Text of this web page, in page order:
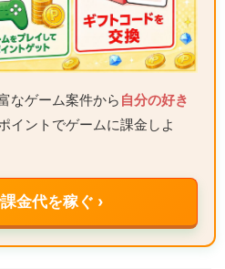
なゲーム案件から 自分の好き
イントでゲームに課金しよ
金代を稼ぐ ›